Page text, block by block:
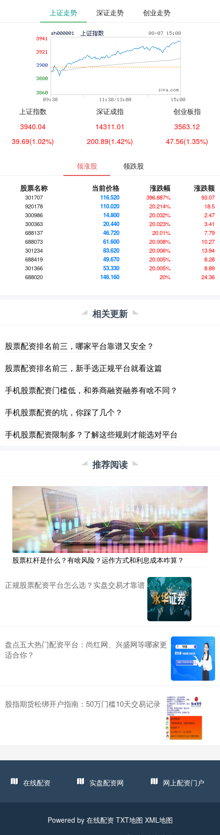
上证走势 深证走势 创业走势
上证指数
3940.04
39.69(1.02%)
深证成指
14311.01
200.89(1.42%)
创业板指
3563.12
47.56(1.35%)
领涨股 领跌股
股票名称 当前价格 涨跌幅 涨跌额
301707 116.520 396.887%
93.07
920178
110.020 20.214%
18.5
300986
14.800 20.032%
2.47
300363
20.440 20.023%
3.41
688137
46.720 20.01%
7.79
688073
61.600 20.008%
10.27
301234
83.620 20.006%
13.94
688419
49.670 20.005%
8.28
301366
53.330 20.005%
8.89
688020
146.160 20% 24.36
相关更新
股票配资排名前三，哪家平台靠谱又安全？
股票配资排名前三，新手选正规平台就看这篇
手机股票配资门槛低，和券商融资融券有啥不同？
手机股票配资的坑，你踩了几个？
手机股票配资限制多？了解这些规则才能选对平台
推荐阅读
股票杠杆是什么？有啥风险？运作方式和利息成本咋算？
正规股票配资平台怎么选？实盘交易才靠谱
盘点五大热门配资平台：尚红网、兴盛网等哪家更
适合你？
股指期货松绑开户指南：50万门槛10天交易记录
在线配资 实盘配资网 网上配资门户
Powered by 在线配资 TXT地图 XML地图